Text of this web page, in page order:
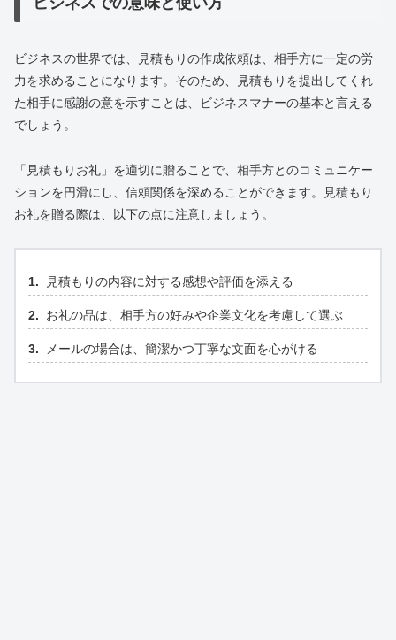
ビジネスの世界では、見積もりの作成依頼は、相手方に一定の労
力を求めることになります。そのため、見積もりを提出してくれ
た相手に感謝の意を示すことは、ビジネスマナーの基本と言える
でしょう。
「見積もりお礼」を適切に贈ることで、相手方とのコミュニケー
ションを円滑にし、信頼関係を深めることができます。見積もり
お礼を贈る際は、以下の点に注意しましょう。
見積もりの内容に対する感想や評価を添える
お礼の品は、相手方の好みや企業文化を考慮して選ぶ
メールの場合は、簡潔かつ丁寧な文面を心がける